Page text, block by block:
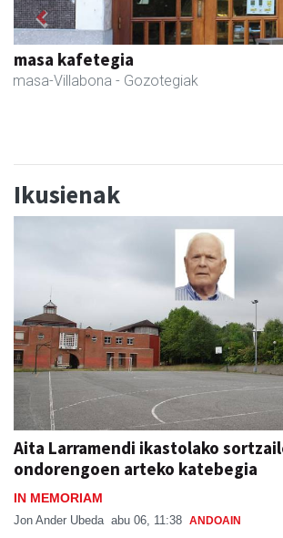
Amasa-Villabonako Udala
Amasa-Villabona - Udaletxeak
Previous
Ikusienak
Aita Larramendi ikastolako
ondorengoen arteko katebegia
IN MEMORIAM
Jon Ander Ubeda abu 06, 11:38 ANDOAIN